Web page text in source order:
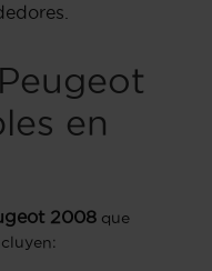
en
2008 que